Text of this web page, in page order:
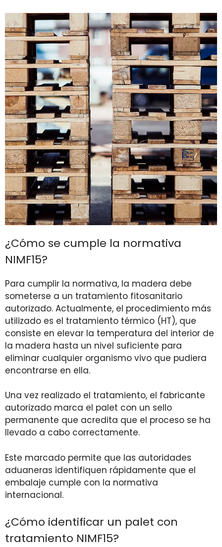
¿Cómo se cumple la normativa
NIMF15?
Para cumplir la normativa, la madera debe
someterse a un tratamiento fitosanitario
autorizado. Actualmente, el procedimiento más
utilizado es el tratamiento térmico (HT), que
consiste en elevar la temperatura del interior de
la madera hasta un nivel suficiente para
eliminar cualquier organismo vivo que pudiera
encontrarse en ella.
Una vez realizado el tratamiento, el fabricante
autorizado marca el palet con un sello
permanente que acredita que el proceso se ha
llevado a cabo correctamente.
Este marcado permite que las autoridades
aduaneras identifiquen rápidamente que el
embalaje cumple con la normativa
internacional.
¿Cómo identificar un palet con
tratamiento NIMF15?